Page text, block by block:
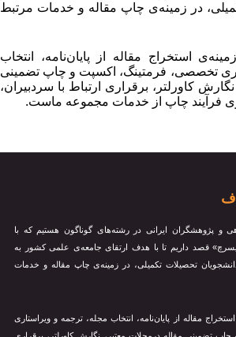
در زمینه‌ی چاپ مقاله و خدمات مرتبط
استخراج مقاله از پایان‌نامه، انتخاب
تخصصی، فرمتینگ، اکسپت و چاپ تضمینی
کاورلتر، برقراری ارتباط با سردبیران،
فرآیند چاپ از خدمات مجموعه ماست.
و پژوهشگران ایرانی در رشته‌های گوناگون هستیم که با
قصد داریم تا با هدف ارتقای جامعه‌ی علمی کشور به
تحصیلات تکمیلی، در زمینه‌ی چاپ مقاله و خدمات
مقاله از پایان‌نامه، انتخاب مجله، ترجمه و ویراستاری